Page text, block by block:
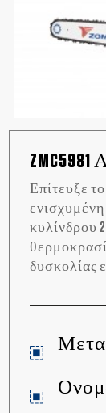
Επίτευξε το
κυλίνδρου
δυσκολίας